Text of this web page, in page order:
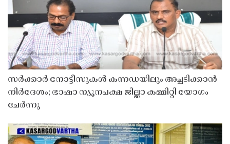
സർക്കാർ നോട്ടീസുകൾ കന്നഡയിലും അച്ചടിക്കാൻ
നിർദേശം; ഭാഷാ ന്യൂനപക്ഷ ജില്ലാ കമ്മിറ്റി യോഗം
ചേർന്നു